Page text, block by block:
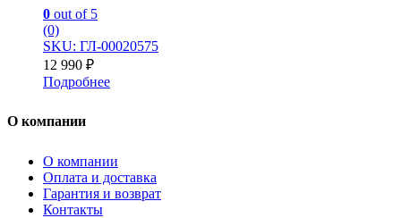
0 out of 5
(0)
SKU: ГЛ-00020575
12 990 ₽
Подробнее
О компании
О компании
Оплата и доставка
Гарантия и возврат
Контакты